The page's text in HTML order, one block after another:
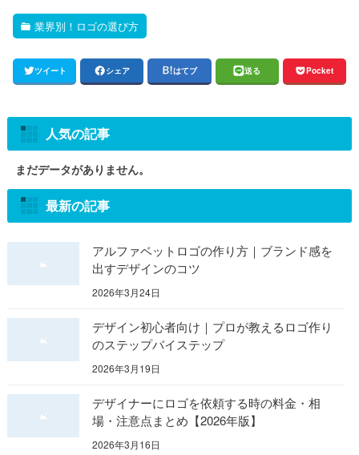
業界別！ロゴの選び方
ツイート シェア はてブ 送る Pocket
人気の記事
まだデータがありません。
最新の記事
アルファベットロゴの作り方｜ブランド感を
出すデザインのコツ
2026年3月24日
デザイン初心者向け｜プロが教えるロゴ作り
のステップバイステップ
2026年3月19日
デザイナーにロゴを依頼する時の料金・相
場・注意点まとめ【2026年版】
2026年3月16日